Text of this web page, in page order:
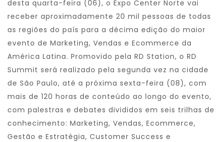
desta quarta-feira (06), o Expo Center Norte vai
receber aproximadamente 20 mil pessoas de todas
as regiões do país para a décima edição do maior
evento de Marketing, Vendas e Ecommerce da
América Latina. Promovido pela RD Station, o RD
Summit será realizado pela segunda vez na cidade
de São Paulo, até a próxima sexta-feira (08), com
mais de 120 horas de conteúdo ao longo do evento,
com palestras e debates divididos em seis trilhas de
conhecimento: Marketing, Vendas, Ecommerce,
Gestão e Estratégia, Customer Success e